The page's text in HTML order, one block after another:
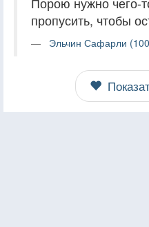
пропусить, чтобы
Эльчин Сафарли